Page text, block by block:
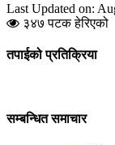
Last Updated on:
३४७ पटक हेरिएको
तपाईको प्रतिक्रिया
सम्बन्धित समाचार